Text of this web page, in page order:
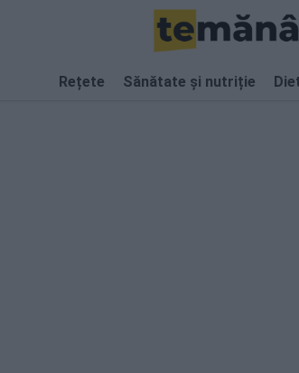
Rețete Sănătate și nutriție